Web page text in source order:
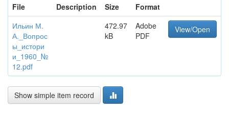
File
Description Size
Format
Ильин М.
А._Вопрос
ы_истори
и_1960_№
12.pdf
472.97
kB
Adobe
PDF
View/Open
Show simple item record